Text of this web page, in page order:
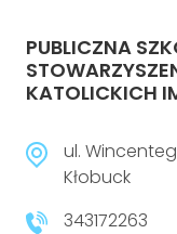
PUBLICZNA
KATOLICKICH
ul.
Kłobuck
343172263